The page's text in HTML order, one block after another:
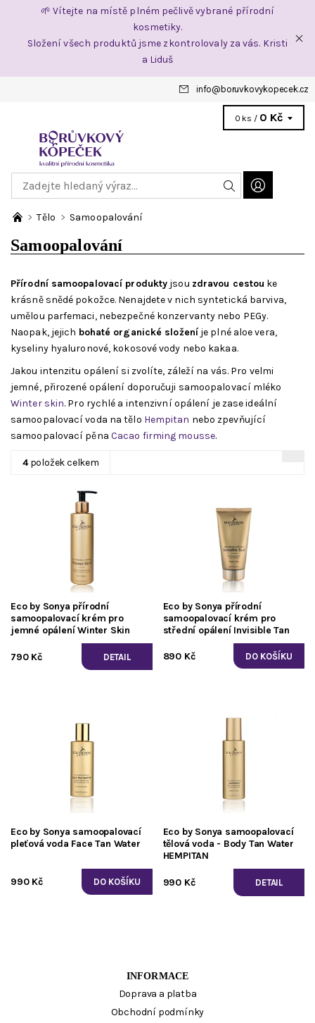
🌱 Vítejte na místě plném pečlivě vybrané přírodní
kosmetiky.
Složení všech produktů jsme zkontrolovaly za vás. Kristi
a Liduš
info@ boruvkovykopecek.cz
0 ks / 0 Kč
Tělo Samoopalování
Samoopalování
Přírodní samoopalovací produkty jsou zdravou cestou ke
krásně snědé pokožce. Nenajdete v nich syntetická barviva,
umělou parfemaci, nebezpečné konzervanty nebo PEGy.
Naopak, jejich bohaté organické složeníje plné aloe vera,
kyseliny hyaluronové, kokosové vody nebo kakaa.
Jakou intenzitu opálení si zvolíte, záleží na vás. Pro velmi
jemné, přirozené opálení doporučuji samoopalovací mléko
Winter skin. Pro rychlé a intenzivní opálení je zase ideální
samoopalovací voda na tělo Hempitan nebo zpevňující
samoopalovací pěna Cacao firming mousse.
4položek celkem
Eco by Sonya přírodní
samoopalovací krém pro
jemné opálení Winter Skin
790 Kč DETAIL
Eco by Sonya přírodní
samoopalovací krém pro
střední opálení Invisible Tan
890 Kč
Eco by Sonya samoopalovací
pleťová voda Face Tan Water
990 Kč
Eco by Sonya samoopalovací
tělová voda - Body Tan Water
HEMPITAN
990 Kč DETAIL
INFORMACE
Doprava a platba
Obchodní podmínky